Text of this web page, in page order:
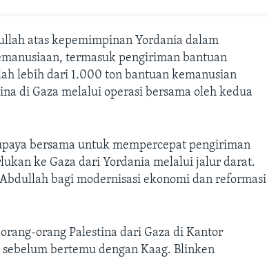
atas kepemimpinan Yordania dalam
termasuk pengiriman bantuan
lebih dari 1.000 ton bantuan kemanusian
di Gaza melalui operasi bersama oleh kedua
bersama untuk mempercepat pengiriman
ke Gaza dari Yordania melalui jalur darat.
bagi modernisasi ekonomi dan reformasi
orang Palestina dari Gaza di Kantor
bertemu dengan Kaag. Blinken